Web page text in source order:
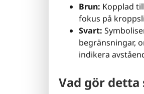
Brun: Kopplad
fokus på
Svart:
begränsningar,
indikera
Vad gör